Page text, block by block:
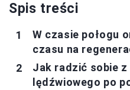
Spis treści
W czasie połogu
czasu na
Jak radzić sobie z
lędźwiowego po